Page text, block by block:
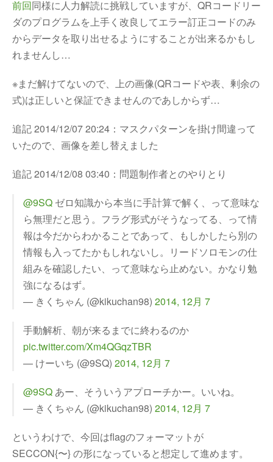
前回同様に人力解読に挑戦していますが、QRコードリー
ダのプログラムを上手く改良してエラー訂正コードのみ
からデータを取り出せるようにすることが出来るかもし
れませんし…
※まだ解けてないので、上の画像(QRコードや表、剰余の
式)は正しいと保証できませんのであしからず…
追記 2014/12/07 20:24：マスクパターンを掛け間違って
いたので、画像を差し替えました
追記 2014/12/08 03:40：問題制作者とのやりとり
@9SQ ゼロ知識から本当に手計算で解く、って意味な
ら無理だと思う。フラグ形式がそうなってる、って情
報は今だからわかることであって、もしかしたら別の
情報も入ってたかもしれないし。リードソロモンの仕
組みを確認したい、って意味なら止めない。かなり勉
強になるはず。
— きくちゃん (@kikuchan98) 2014, 12月 7
手動解析、朝が来るまでに終わるのか
pic.twitter.com/Xm4QGqzTBR
— けーいち (@9SQ) 2014, 12月 7
@9SQ あー、そういうアプローチかー。いいね。
— きくちゃん (@kikuchan98) 2014, 12月 7
というわけで、今回はflagのフォーマットが
SECCON{〜} の形になっていると想定して進めます。